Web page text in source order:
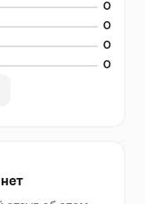
0
0
0
0